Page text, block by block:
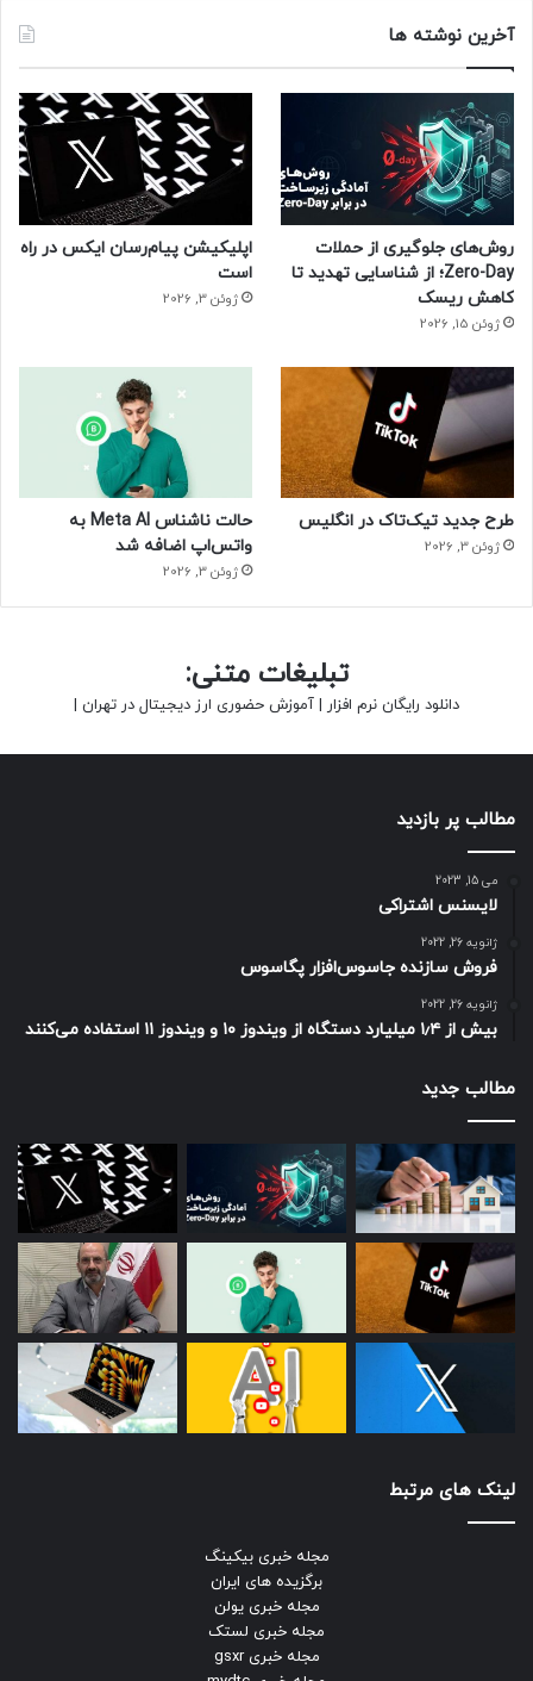
آخرین نوشته ها
روش‌های جلوگیری از حملات
Zero-Day؛ از شناسایی تهدید تا
کاهش ریسک
ژوئن 15, 2026
اپلیکیشن پیام‌رسان ایکس در راه
است
ژوئن 3, 2026
طرح جدید تیک‌تاک در انگلیس
ژوئن 3, 2026
حالت ناشناس Meta AI به
واتس‌اپ اضافه شد
ژوئن 3, 2026
تبلیغات متنی:
دانلود رایگان نرم افزار | آموزش حضوری ارز دیجیتال در تهران |
مطالب پر بازدید
می 15, 2023
لایسنس اشتراکی
ژانویه 26, 2022
فروش سازنده جاسوس‌افزار پگاسوس
ژانویه 26, 2022
بیش از ۱٫۴ میلیارد دستگاه از ویندوز ۱۰ و ویندوز ۱۱ استفاده می‌کنند
مطالب جدید
لینک های مرتبط
مجله خبری بیکینگ
برگزیده های ایران
مجله خبری یولن
مجله خبری لستک
مجله خبری gsxr